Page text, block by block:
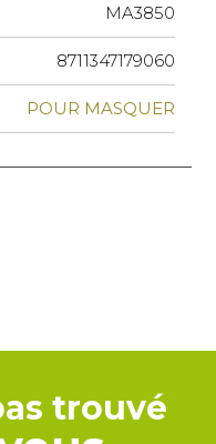
MA3850
8711347179060
POUR MASQUER
trouvé